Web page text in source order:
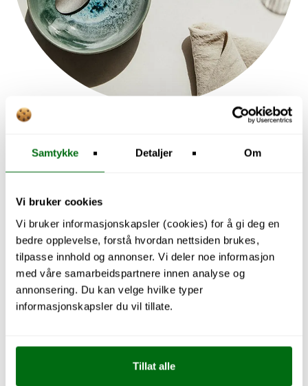
Samtykke Detaljer Om
Vi bruker cookies
Vi bruker informasjonskapsler (cookies) for å gi deg en
bedre opplevelse, forstå hvordan nettsiden brukes,
tilpasse innhold og annonser. Vi deler noe informasjon
med våre samarbeidspartnere innen analyse og
annonsering. Du kan velge hvilke typer
informasjonskapsler du vil tillate.
Tillat alle